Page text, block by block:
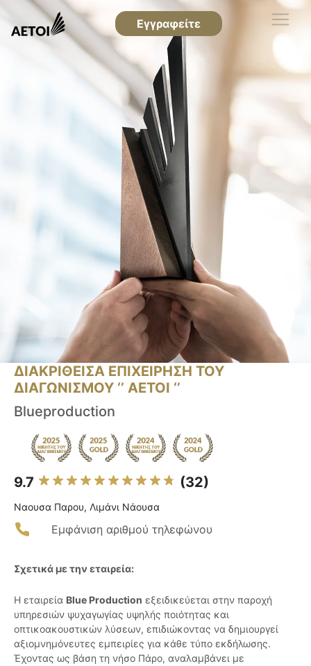
Εγγραφείτε
ΔΙΑΚΡΙΘΕΙΣΑ ΕΠΙΧΕΙΡΗΣΗ ΤΟΥ
ΔΙΑΓΩΝΙΣΜΟΥ ‘’ ΑΕΤΟΙ ‘’
Blueproduction
9.7 (32)
Ναουσα Παρου, Λιμάνι Νάουσα
Εμφάνιση αριθμού τηλεφώνου
Σχετικά με την εταιρεία:
Η εταιρεία Blue Production εξειδικεύεται στην παροχή
υπηρεσιών ψυχαγωγίας υψηλής ποιότητας και
οπτικοακουστικών λύσεων, επιδιώκοντας να δημιουργεί
αξιομνημόνευτες εμπειρίες για κάθε τύπο εκδήλωσης.
Έχοντας ως βάση τη νήσο Πάρο, αναλαμβάνει με